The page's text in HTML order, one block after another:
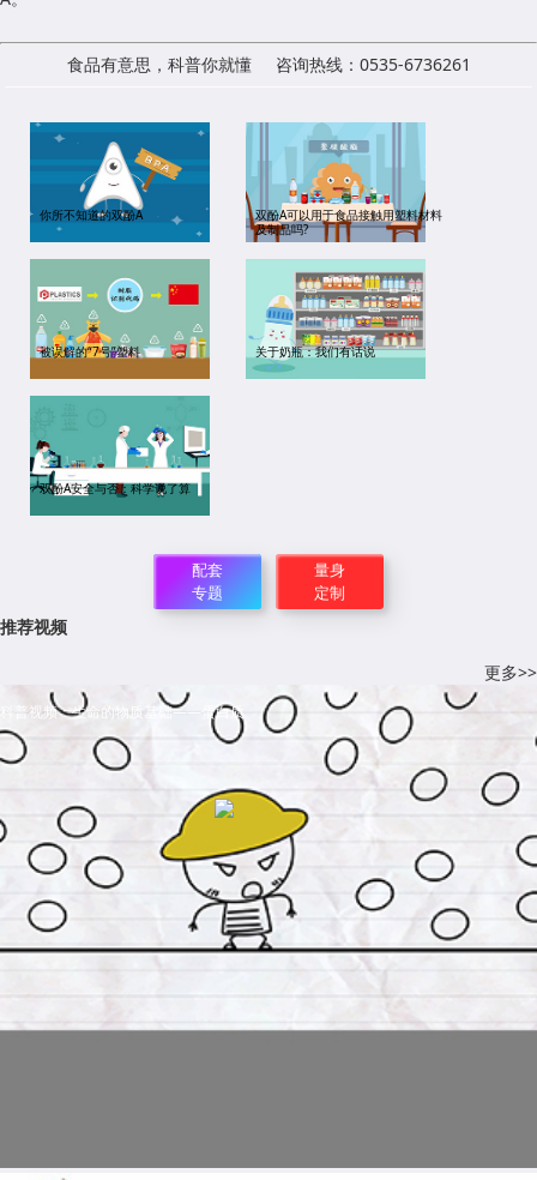
食品有意思，科普你就懂 咨询热线：0535-6736261
你所不知道的双酚A
双酚A可以用于食品接触用塑料材料
及制品吗?
被误解的“7号”塑料 关于奶瓶：我们有话说
双酚A安全与否：科学说了算
配套
专题
量身
定制
推荐视频
更多>>
科普视频：生命的物质基础——蛋白质